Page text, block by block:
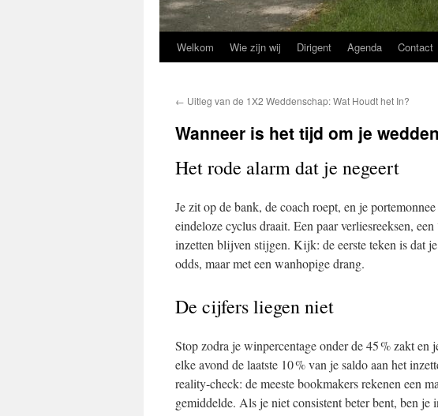
Welkom Wie zijn wij Dirigent Agenda Contact
← Uitleg van de 1X2 Weddenschap: Wat Houdt het In?
Wanneer is het tijd om je
Het rode alarm dat je negeert
Je zit op de bank, de coach roept, en je
eindeloze cyclus draait. Een paar verliesreeksen,
inzetten blijven stijgen. Kijk: de eerste teken is dat
odds, maar met een wanhopige drang.
De cijfers liegen niet
Stop zodra je winpercentage onder de 45 % zakt
elke avond de laatste 10 % van je saldo aan het
reality‑check: de meeste bookmakers rekenen een
gemiddelde. Als je niet consistent beter bent, ben je